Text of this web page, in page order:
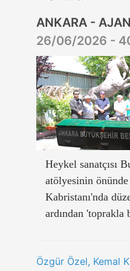
ANKARA -
26/06/2026 -
Heykel sanatçısı
atölyesinin önünde
Kabristanı'nda
ardından 'toprakla
Özgür Özel, Kemal